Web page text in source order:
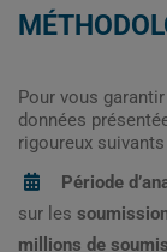
Pour vous
données
rigoureux suivants
Période
sur les
millions de